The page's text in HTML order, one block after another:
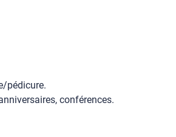
pédicure.
conférences.